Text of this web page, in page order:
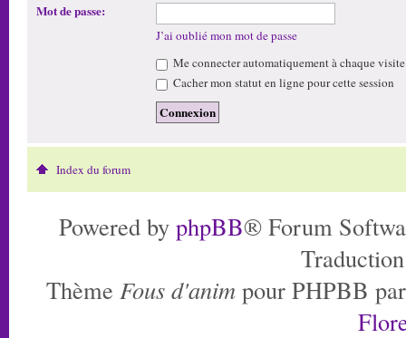
Mot de passe:
J’ai oublié mon mot de passe
Me connecter automatiquement à chaque visite
Cacher mon statut en ligne pour cette session
Index du forum
Powered by phpBB® Forum
Thème Fous d'anim pour PHPBB